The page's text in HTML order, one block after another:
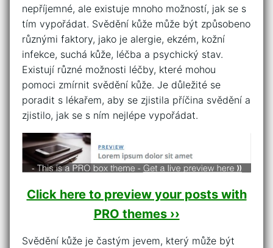
nepříjemné, ale existuje mnoho možností, jak se s
tím vypořádat. Svědění kůže může být způsobeno
různými faktory, jako je alergie, ekzém, kožní
infekce, suchá kůže, léčba a psychický stav.
Existují různé možnosti léčby, které mohou
pomoci zmírnit svědění kůže. Je důležité se
poradit s lékařem, aby se zjistila příčina svědění a
zjistilo, jak se s ním nejlépe vypořádat.
Click here to preview your posts with
PRO themes ››
Svědění kůže je častým jevem, který může být